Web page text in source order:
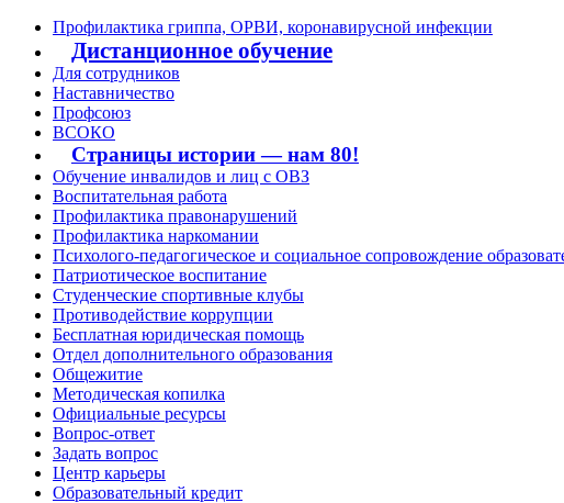
Профилактика гриппа, ОРВИ, коронавирусной инфекции
Дистанционное обучение
Для сотрудников
Наставничество
Профсоюз
ВСОКО
Страницы истории — нам 80!
Обучение инвалидов и лиц с ОВЗ
Воспитательная работа
Профилактика правонарушений
Профилактика наркомании
Психолого-педагогическое и социальное сопровождение
Патриотическое воспитание
Студенческие спортивные клубы
Противодействие коррупции
Бесплатная юридическая помощь
Отдел дополнительного образования
Общежитие
Методическая копилка
Официальные ресурсы
Вопрос-ответ
Задать вопрос
Центр карьеры
Образовательный кредит